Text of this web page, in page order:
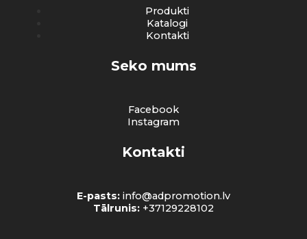
Produkti
Katalogi
Kontakti
Seko mums
Facebook
Instagram
Kontakti
E-pasts: info@adpromotion.lv
Tālrunis: +37129228102